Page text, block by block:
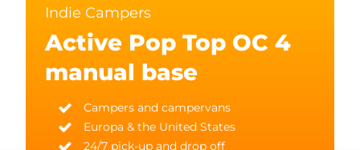
Indie Campers
Active Pop Top OC 4
manual base
Campers and campervans
Europa & the United States
24/7 pick-up and drop off